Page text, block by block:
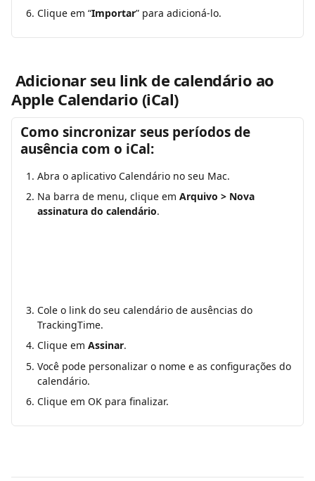
Clique em “Importar” para adicioná-lo.
Apple Calendario (iCal)
Como sincronizar seus períodos de
ausência com o iCal:
Abra o aplicativo Calendário no seu Mac.
Na barra de menu, clique em Arquivo > Nova
assinatura do calendário.
Cole o link do seu calendário de ausências do
TrackingTime.
Clique em Assinar.
Você pode personalizar o nome e as configurações do
calendário.
Clique em OK para finalizar.